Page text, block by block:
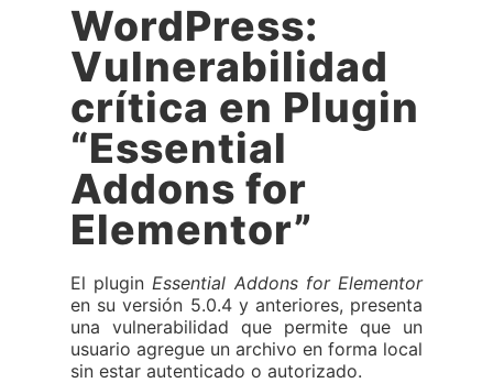
WordPress:
Vulnerabilidad
crítica en Plugin
“Essential
Addons for
Elementor”
El pluginEssential Addons for Elementor
en su versión 5.0.4 y anteriores, presenta
una vulnerabilidad que permite que un
usuario agregue un archivo en forma local
sin estar autenticado o autorizado.